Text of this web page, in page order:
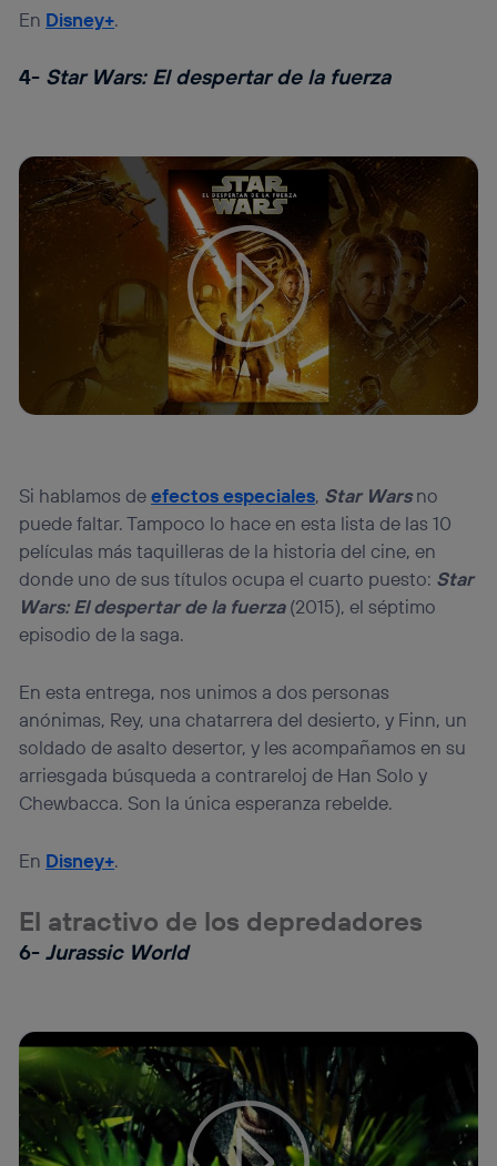
En Disney+.
4- Star Wars: El despertar de la fuerza
Tu configuración de cookies no permite la visualización de
este contenido
Configurar cookies
Si hablamos deefectos especiales, Star Warsno
puede faltar. Tampoco lo hace en esta lista de las 10
películas más taquilleras de la historia del cine, en
donde uno de sus títulos ocupa el cuarto puesto: Star
Wars: El despertar de la fuerza(2015), el séptimo
episodio de la saga.
En esta entrega, nos unimos a dos personas
anónimas, Rey, una chatarrera del desierto, y Finn, un
soldado de asalto desertor, y les acompañamos en su
arriesgada búsqueda a contrareloj de Han Solo y
Chewbacca. Son la única esperanza rebelde.
En Disney+.
El atractivo de los depredadores
6-Jurassic World
Tu configuración de cookies no permite la visualización de
este contenido
Configurar cookies